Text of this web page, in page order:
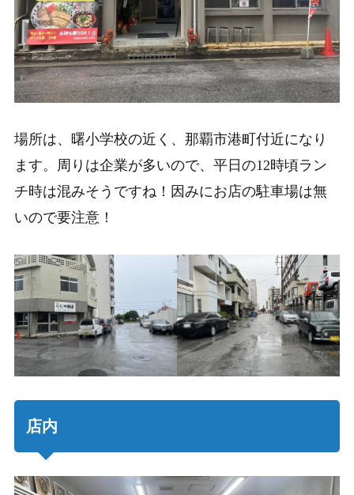
場所は、曙小学校の近く、那覇市港町付近になり
ます。周りは企業が多いので、平日の12時頃ラン
チ時は混みそうですね！因みにお店の駐車場は無
いので要注意！
店内